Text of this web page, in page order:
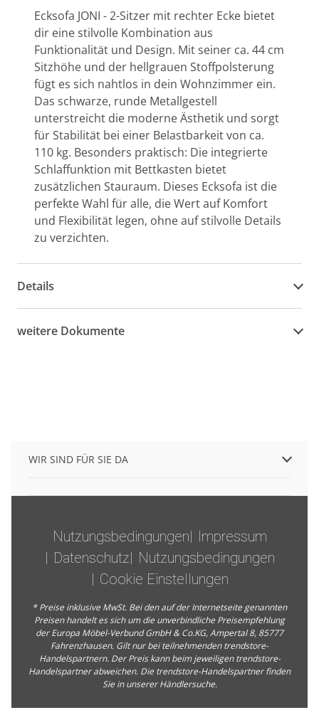
Ecksofa JONI - 2-Sitzer mit rechter Ecke bietet
dir eine stilvolle Kombination aus
Funktionalität und Design. Mit seiner ca. 44 cm
Sitzhöhe und der hellgrauen Stoffpolsterung
fügt es sich nahtlos in dein Wohnzimmer ein.
Das schwarze, runde Metallgestell
unterstreicht die moderne Ästhetik und sorgt
für Stabilität bei einer Belastbarkeit von ca.
110 kg. Besonders praktisch: Die integrierte
Schlaffunktion mit Bettkasten bietet
zusätzlichen Stauraum. Dieses Ecksofa ist die
perfekte Wahl für alle, die Wert auf Komfort
und Flexibilität legen, ohne auf stilvolle Details
zu verzichten.
Details
weitere Dokumente
WIR SIND FÜR SIE DA
Nutzungsbedingungen
Impressum
Datenschutz
Nutzungsbedingungen
Cookie Einstellungen
* Preise inklusive MwSt. Bei den auf der Internetseite genannten
Preisen handelt es sich um die unverbindliche Preisempfehlung
der Europa Möbel-Verbund GmbH & Co.KG, Ampertal 8, 85777
Fahrenzhausen. Gilt nur bei teilnehmenden trendstore-
Handelspartnern. Der Preis kann beim jeweiligen trendstore-
Handelspartner abweichen. Die trendstore-Handelspartner finden
Sie in unsererHändlersuche.